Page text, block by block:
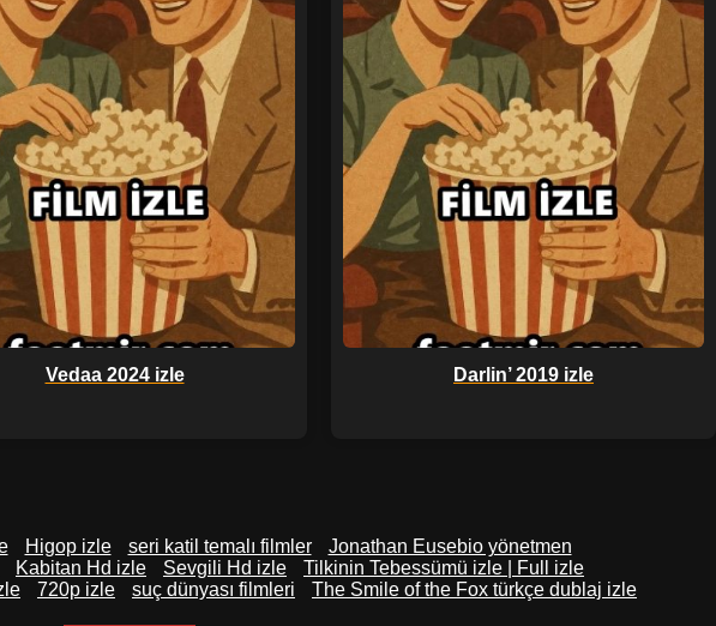
Vedaa 2024 izle Darlin’ 2019 izle
Higop izle seri katil temalı filmler
Jonathan Eusebio yönetmen
Kabitan Hd izle Sevgili Hd izle
Tilkinin Tebessümü izle | Full izle
720p izle suç dünyası filmleri The Smile of the Fox türkçe dublaj izle